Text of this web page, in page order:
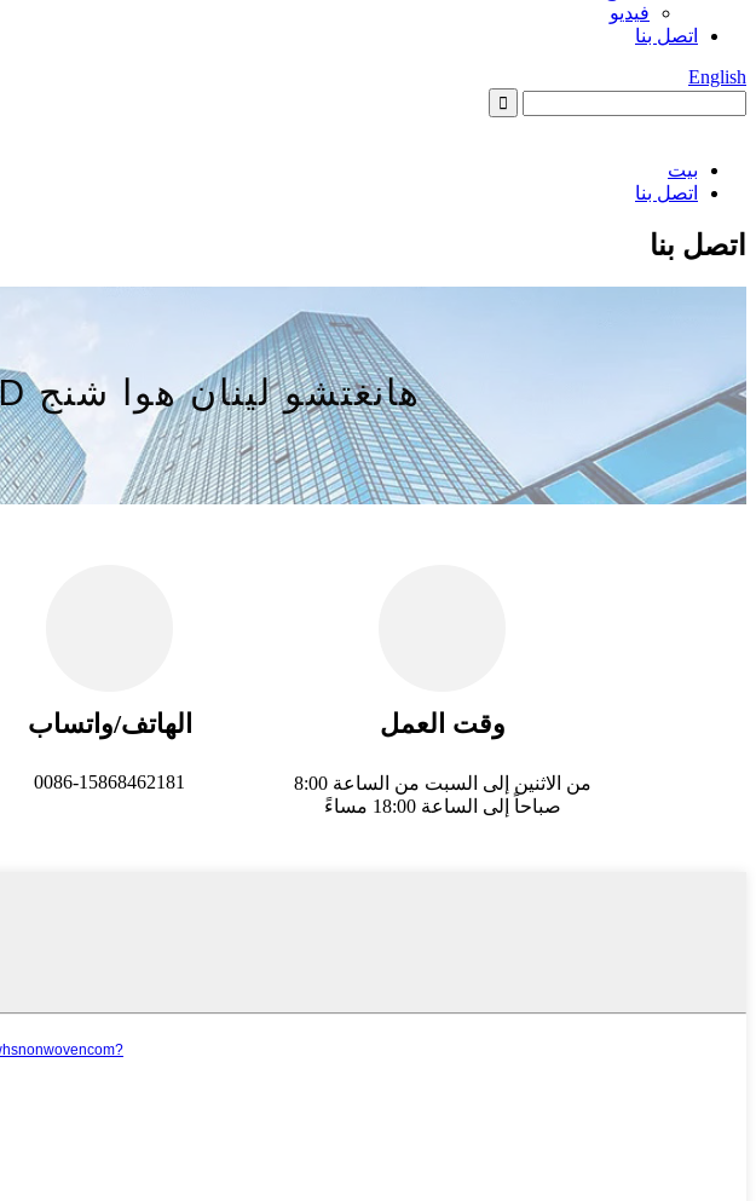
فيديو
اتصل بنا
English
بيت
اتصل بنا
اتصل بنا
هانغتشو لينان هوا شنج DAILY NECESSITIES CO., LTD
الهاتف/واتساب
0086-15868462181
وقت العمل
من الاثنين إلى السبت من الساعة 8:00
صباحاً إلى الساعة 18:00 مساءً